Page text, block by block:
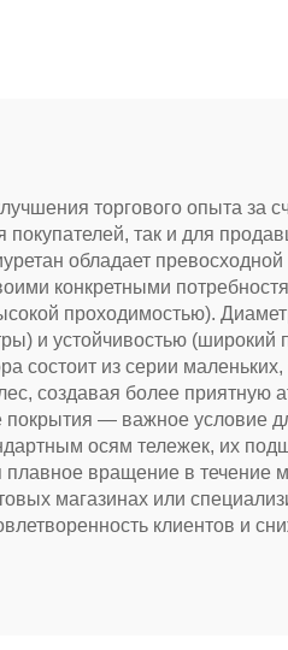
торгового опыта за
так и для
обладает
конкретными
проходимостью).
и устойчивостью (широкий
состоит из серии
создавая более
— важное условие
осям тележек, их
вращение в течение
магазинах или
клиентов и